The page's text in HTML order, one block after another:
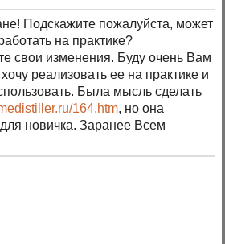
Подскажите пожалуйста, может
на практике?
свои изменения. Буду очень Вам
реализовать ее на практике и
Была мысль сделать
164.htm, но она
новичка. Заранее Всем